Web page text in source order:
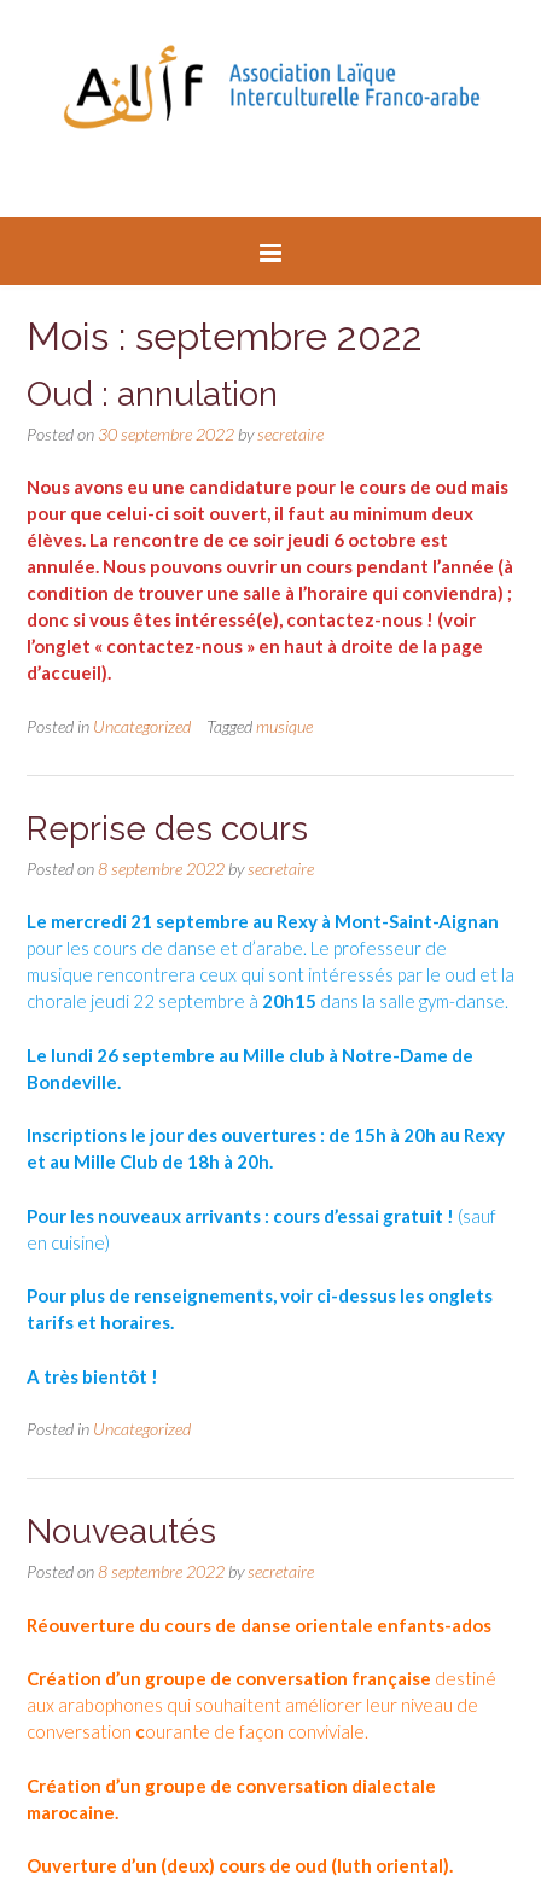
Mois : septembre 2022
Oud : annulation
Posted on 30 septembre 2022 bysecretaire
Nous avons eu une candidature pour le cours de oud mais
pour que celui-ci soit ouvert, il faut au minimum deux
élèves. La rencontre de ce soir jeudi 6 octobre est
annulée. Nous pouvons ouvrir un cours pendant l’année (à
condition de trouver une salle à l’horaire qui conviendra) ;
donc si vous êtes intéressé(e), contactez-nous ! (voir
l’onglet « contactez-nous » en haut à droite de la page
d’accueil).
Posted in Uncategorized Taggedmusique
Reprise des cours
Posted on8 septembre 2022 bysecretaire
Le mercredi 21 septembre au Rexy à Mont-Saint-Aignan
pour les cours de danse et d’arabe. Le professeur de
musique rencontrera ceux qui sont intéressés par le oud et la
chorale jeudi 22 septembre à 20h15 dans la salle gym-danse.
Le lundi 26 septembre au Mille club à Notre-Dame de
Bondeville.
Inscriptions le jour des ouvertures : de 15h à 20h au Rexy
et au Mille Club de 18h à 20h.
Pour les nouveaux arrivants : cours d’essai gratuit ! (sauf
en cuisine)
Pour plus de renseignements, voir ci-dessus les onglets
tarifs et horaires.
A très bientôt !
Posted in Uncategorized
Nouveautés
Posted on8 septembre 2022 bysecretaire
Réouverture du cours de danse orientale enfants-ados
Création d’un groupe de conversation française destiné
aux arabophones qui souhaitent améliorer leur niveau de
conversation courante de façon conviviale.
Création d’un groupe de conversation dialectale
marocaine.
Ouverture d’un (deux) cours de oud (luth oriental).